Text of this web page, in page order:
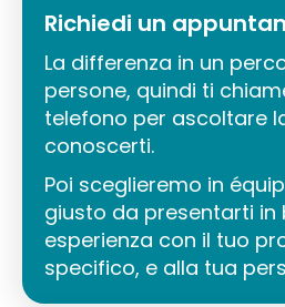
Richiedi un
La differenza in un
persone, quindi ti
telefono per ascoltare
conoscerti.
Poi sceglieremo in
giusto da presentarti in
esperienza con il tuo
specifico, e alla tua